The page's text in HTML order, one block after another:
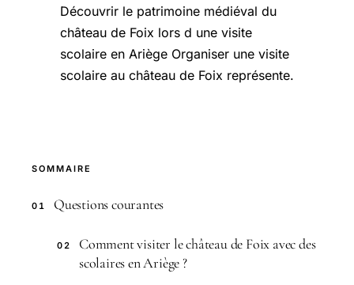
Découvrir le patrimoine médiéval du
château de Foix lors d une visite
scolaire en Ariège Organiser une visite
scolaire au château de Foix représente.
SOMMAIRE
01 Questions courantes
02
Comment visiter le château de Foix avec des
scolaires en Ariège ?